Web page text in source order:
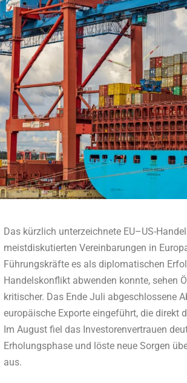
Das kürzlich unterzeichnete EU–US-
meistdiskutierten Vereinbarungen in
Führungskräfte es als diplomatischen
Handelskonflikt abwenden konnte, sehen
kritischer. Das Ende Juli abgeschlossene
europäische Exporte eingeführt, die direkt
Im August fiel das Investorenvertrauen
Erholungsphase und löste neue Sorgen
aus.